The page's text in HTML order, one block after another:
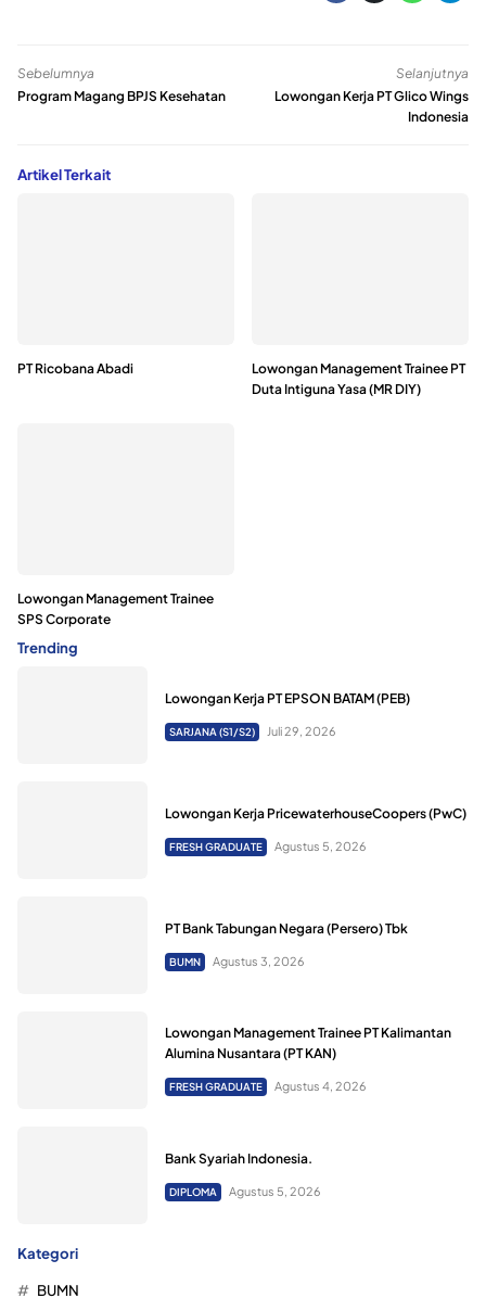
Sebelumnya
Program Magang BPJS Kesehatan
Selanjutnya
Lowongan Kerja PT Glico Wings
Indonesia
Artikel Terkait
PT Ricobana Abadi
Lowongan Management Trainee PT
Duta Intiguna Yasa (MR DIY)
Lowongan Management Trainee
SPS Corporate
Trending
Lowongan Kerja PT EPSON BATAM (PEB)
SARJANA (S1/S2) Juli 29, 2026
Lowongan Kerja PricewaterhouseCoopers (PwC)
FRESH GRADUATE Agustus 5, 2026
PT Bank Tabungan Negara (Persero) Tbk
BUMN Agustus 3, 2026
Lowongan Management Trainee PT Kalimantan
Alumina Nusantara (PT KAN)
FRESH GRADUATE Agustus 4, 2026
Bank Syariah Indonesia.
DIPLOMA Agustus 5, 2026
Kategori
BUMN